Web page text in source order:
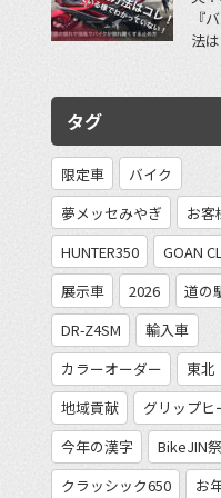
『
法
タグ
限定車
バイク
夢メッセみやぎ
お客
HUNTER350
GOAN
展示車
2026
道の
DR-Z4SM
輸入車
カラーオーダー
東北
地域貢献
グリップヒ
今年の漢字
BikeJIN
クラッシック650
お